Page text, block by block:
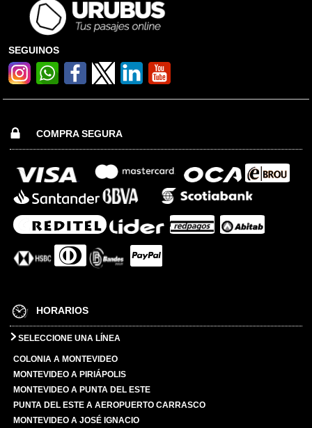
SEGUINOS
COMPRA SEGURA
HORARIOS
SELECCIONE UNA LÍNEA
COLONIA A MONTEVIDEO
MONTEVIDEO A PIRIÁPOLIS
MONTEVIDEO A PUNTA DEL ESTE
PUNTA DEL ESTE A AEROPUERTO CARRASCO
MONTEVIDEO A JOSÉ IGNACIO